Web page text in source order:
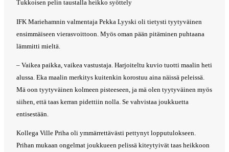
Tukkoisen pelin taustalla heikko syöttely
IFK Mariehamnin valmentaja Pekka Lyyski oli tietysti tyytyväinen
ensimmäiseen vierasvoittoon. Myös oman pään pitäminen puhtaana
lämmitti mieltä.
– Vaikea paikka, vaikea vastustaja. Harjoiteltu kuvio tuotti maalin heti
alussa. Eka maalin merkitys kuitenkin korostuu aina näissä peleissä.
Mä oon tyytyväinen kolmeen pisteeseen, ja mä olen tyytyväinen myös
siihen, että taas kerran pidettiin nolla. Se vahvistaa joukkuetta
entisestään.
Kollega Ville Priha oli ymmärrettävästi pettynyt lopputulokseen.
Prihan mukaan ongelmat joukkueen pelissä kiteytyivät taas heikkoon